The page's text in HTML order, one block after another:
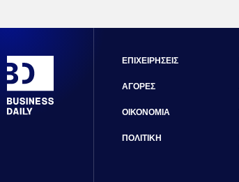
ΕΠΙΧΕΙΡΗΣΕΙΣ
ΑΓΟΡΕΣ
ΟΙΚΟΝΟΜΙΑ
ΠΟΛΙΤΙΚΗ